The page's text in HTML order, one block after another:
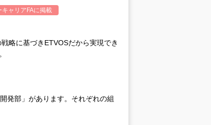
キャリアFAに掲載
略に基づきETVOSだから実現でき
発部」があります。それぞれの組